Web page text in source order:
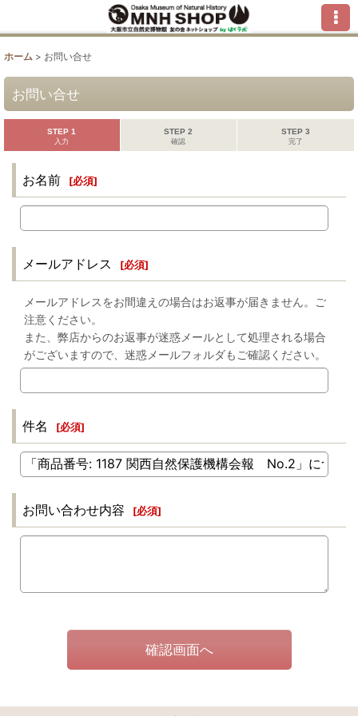
ホーム > お問い合せ
お問い合せ
STEP 1
入力
STEP 2
確認
STEP 3
完了
お名前 [必須]
メールアドレス [必須]
メールアドレスをお間違えの場合はお返事が届きません。ご
注意ください。
また、弊店からのお返事が迷惑メールとして処理される場合
がございますので、迷惑メールフォルダもご確認ください。
件名 [必須]
お問い合わせ内容 [必須]
確認画面へ